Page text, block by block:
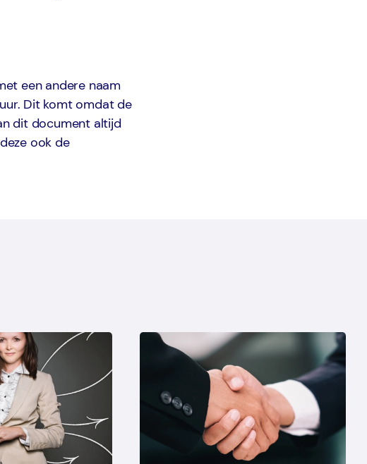
een andere naam
Dit komt omdat de
dit document altijd
ook de